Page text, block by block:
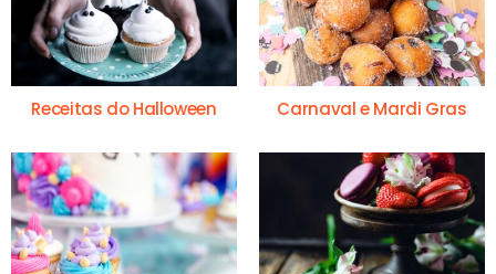
Receitas do Halloween Carnaval e Mardi Gras